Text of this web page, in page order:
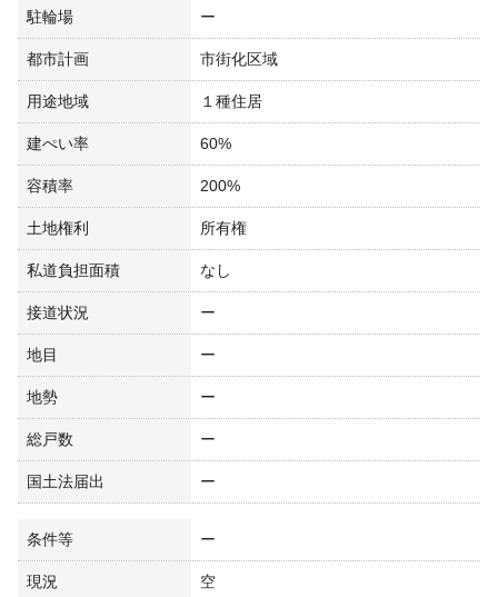
駐輪場 ー
都市計画 市街化区域
用途地域 １種住居
建ぺい率 60%
容積率 200%
土地権利 所有権
私道負担面積 なし
接道状況 ー
地目 ー
地勢 ー
総戸数 ー
国土法届出 ー
条件等 ー
現況 空